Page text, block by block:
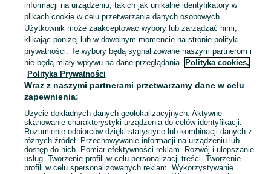
domek ogrodowy dla dzieci,basen z kulkami,zabawki ogrodowe
Mapa kategorii
Mapa miejscowości
Mapa ministron
Popularne wyszukiwania
informacji na urządzeniu, takich jak unikalne identyfikatory w
plikach cookie w celu przetwarzania danych osobowych.
Użytkownik może zaakceptować wybory lub zarządzać nimi,
klikając poniżej lub w dowolnym momencie na stronie polityki
prywatności. Te wybory będą sygnalizowane naszym partnerom i
nie będą miały wpływu na dane przeglądania. Polityka cookies,
Polityka Prywatności
Wraz z naszymi partnerami przetwarzamy dane w celu
zapewnienia:
Użycie dokładnych danych geolokalizacyjnych. Aktywne
skanowanie charakterystyki urządzenia do celów identyfikacji.
Rozumienie odbiorców dzięki statystyce lub kombinacji danych z
różnych źródeł. Przechowywanie informacji na urządzeniu lub
dostęp do nich. Pomiar efektywności reklam. Rozwój i ulepszanie
usług. Tworzenie profili w celu personalizacji treści. Tworzenie
profili w celu spersonalizowanych reklam. Wykorzystywanie